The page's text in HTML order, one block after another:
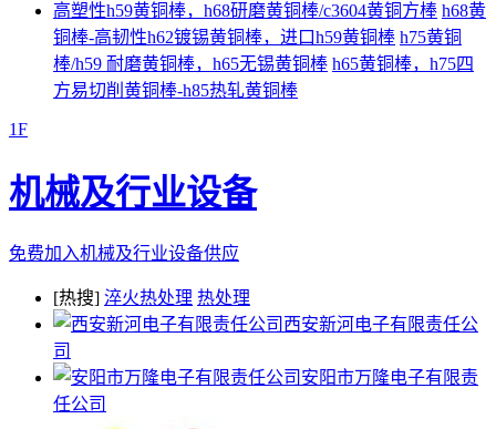
高塑性h59黄铜棒，h68研磨黄铜棒/c3604黄铜方棒 h68黄
铜棒-高韧性h62镀锡黄铜棒，进口h59黄铜棒 h75黄铜
棒/h59 耐磨黄铜棒，h65无锡黄铜棒 h65黄铜棒，h75四
方易切削黄铜棒-h85热轧黄铜棒
1F
机械及行业设备
免费加入机械及行业设备供应
[热搜] 淬火热处理 热处理
西安新河电子有限责任公
司
安阳市万隆电子有限责
任公司